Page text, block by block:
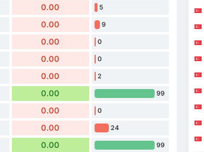
0.00 5
0.00 9
0.00 0
0.00 0
0.00 2
0.00 99
0.00 0
0.00 24
0.00 99